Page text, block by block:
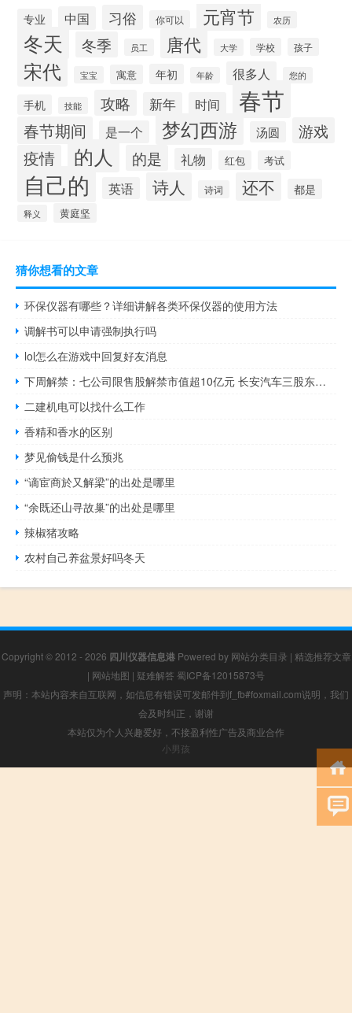
专业 中国 习俗 你可以 元宵节 农历
冬天 冬季 员工 唐代 大学 学校 孩子
宋代 宝宝 寓意 年初 年龄 很多人 您的
手机 技能 攻略 新年 时间 春节
春节期间 是一个 梦幻西游 汤圆 游戏
疫情 的人 的是 礼物 红包 考试
自己的 英语 诗人 诗词 还不 都是
释义 黄庭坚
猜你想看的文章
环保仪器有哪些？详细讲解各类环保仪器的使用方法
调解书可以申请强制执行吗
lol怎么在游戏中回复好友消息
下周解禁：七公司限售股解禁市值超10亿元 长安汽车三股东承诺不减持
二建机电可以找什么工作
香精和香水的区别
梦见偷钱是什么预兆
“谪宦商於又解梁”的出处是哪里
“余既还山寻故巢”的出处是哪里
辣椒猪攻略
农村自己养盆景好吗冬天
Copyright © 2012 - 2026 四川仪器信息港Powered by 网站分类目录 | 精选推荐文章
| 网站地图 | 疑难解答 蜀ICP备12015873号
声明：本站内容来自互联网，如信息有错误可发邮件到f_fb#foxmail.com说明，我们
会及时纠正，谢谢
本站仅为个人兴趣爱好，不接盈利性广告及商业合作
小男孩